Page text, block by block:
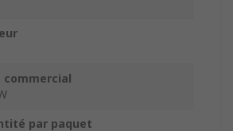
commercial
par paquet